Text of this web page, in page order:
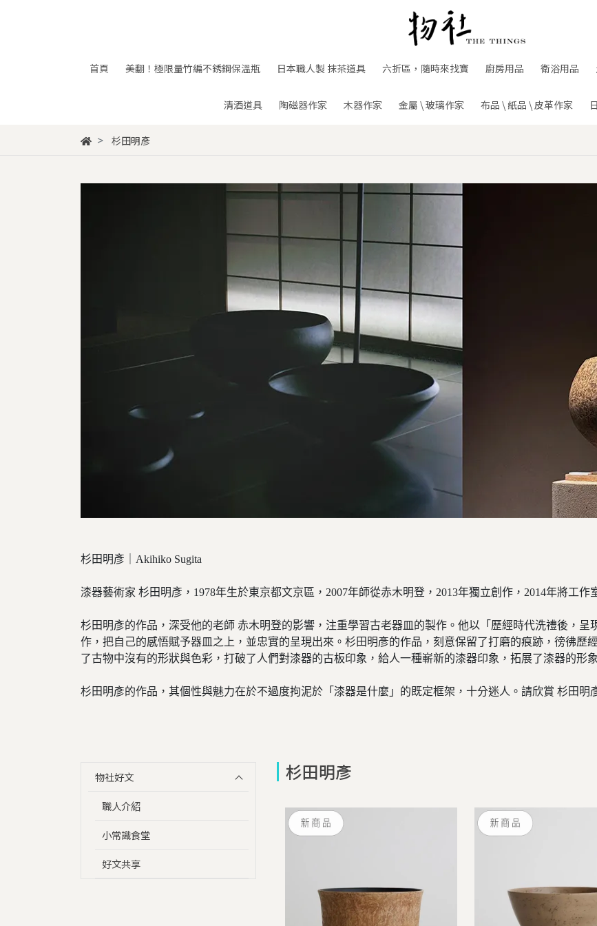
首頁 美翻！極限量竹編不銹鋼保溫瓶 日本職人製 抹茶道具 六折區，隨時來找寶 廚房用品 衛浴用品
清酒道具 陶磁器作家 木器作家 金屬 \ 玻璃作家 布品 \ 紙品 \ 皮革作家
杉田明彥
杉田明彥｜Akihiko Sugita
漆器藝術家 杉田明彥，1978年生於東京都文京區，2007年師從赤木明登，2013年獨立創作，2014年將工作
杉田明彥的作品，深受他的老師 赤木明登的影響，注重學習古老器皿的製作。他以「歷經時代洗禮後，呈
作，把自己的感悟賦予器皿之上，並忠實的呈現出來。杉田明彥的作品，刻意保留了打磨的痕跡，徬彿歷
了古物中沒有的形狀與色彩，打破了人們對漆器的古板印象，給人一種嶄新的漆器印象，拓展了漆器的形
杉田明彥的作品，其個性與魅力在於不過度拘泥於「漆器是什麼」的既定框架，十分迷人。請欣賞 杉田明
物社好文
職人介紹
小常識食堂
好文共享
杉田明彥